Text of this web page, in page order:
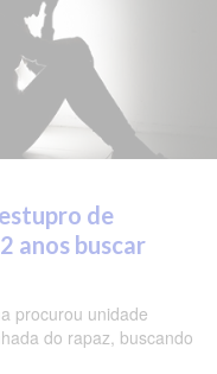
de
anos buscar
procurou unidade
do rapaz, buscando